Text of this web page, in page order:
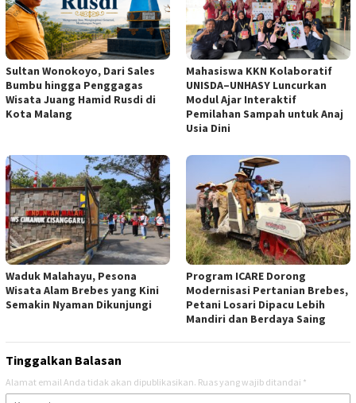
Sultan Wonokoyo, Dari Sales
Bumbu hingga Penggagas
Wisata Juang Hamid Rusdi di
Kota Malang
Mahasiswa KKN Kolaboratif
UNISDA–UNHASY Luncurkan
Modul Ajar Interaktif
Pemilahan Sampah untuk Anaj
Usia Dini
Waduk Malahayu, Pesona
Wisata Alam Brebes yang Kini
Semakin Nyaman Dikunjungi
Program ICARE Dorong
Modernisasi Pertanian Brebes,
Petani Losari Dipacu Lebih
Mandiri dan Berdaya Saing
Tinggalkan Balasan
Alamat email Anda tidak akan dipublikasikan. Ruas yang wajib ditandai *